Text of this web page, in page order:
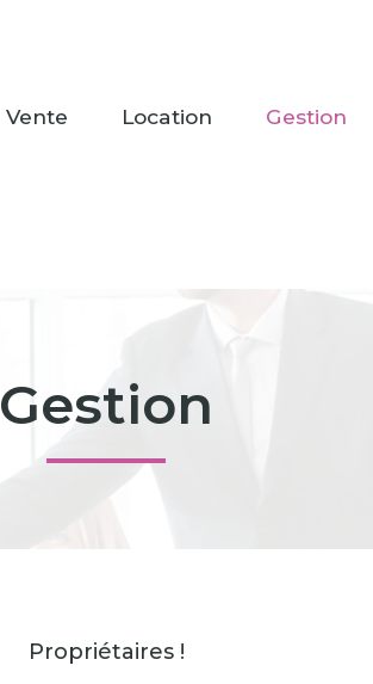
vente location gestion
Gestion
Propriétaires !